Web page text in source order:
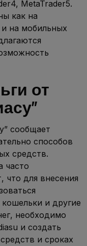
MetaTrader5.
как на
на мобильных
от
сообщает
способов
средств.
часто
для внесения
и другие
необходимо
и создать
и сроках